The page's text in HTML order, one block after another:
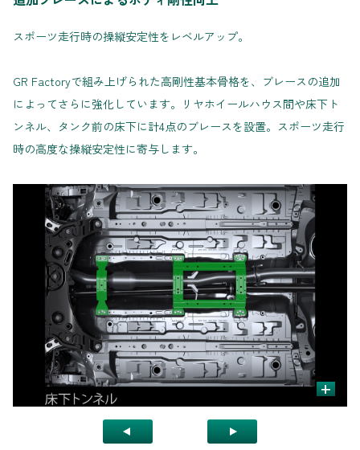
スポーツ走行時の操縦安定性をレベルアップ。
GR Factoryで組み上げられた高剛性基本骨格を、ブレースの追加
によってさらに強化しています。リヤホイールハウス間や床下ト
ンネル、タンク前の床下に計4点のブレースを設置。スポーツ走行
時の高度な操縦安定性に寄与します。
+